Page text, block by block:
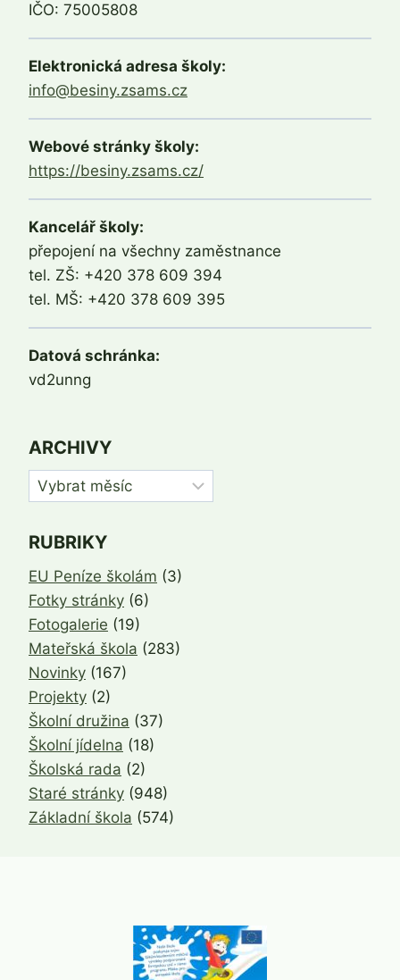
IČO: 75005808
Elektronická adresa školy:
info@besiny.zsams.cz
Webové stránky školy:
https://besiny.zsams.cz/
Kancelář školy:
přepojení na všechny zaměstnance
tel. ZŠ: +420 378 609 394
tel. MŠ: +420 378 609 395
Datová schránka:
vd2unng
ARCHIVY
Archivy
RUBRIKY
EU Peníze školám (3)
Fotky stránky (6)
Fotogalerie (19)
Mateřská škola (283)
Novinky (167)
Projekty (2)
Školní družina (37)
Školní jídelna (18)
Školská rada (2)
Staré stránky (948)
Základní škola (574)